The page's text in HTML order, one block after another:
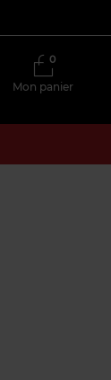
Mon panier
0